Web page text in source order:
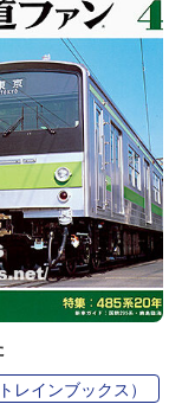
レインブックス）